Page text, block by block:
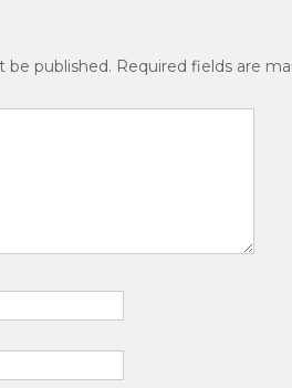
be published. Required fields are